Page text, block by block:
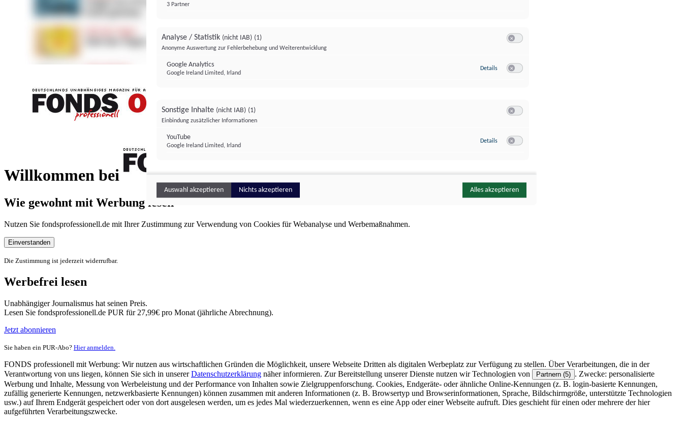
Willkommen bei
FONDS professionell
Wie gewohnt mit Werbung lesen
Nutzen Sie fondsprofessionell.de mit Ihrer Zustimmung zur Verwendung von Cookies für Webanalyse und Werbemaßnahmen.
Einverstanden
Die Zustimmung ist jederzeit widerrufbar.
Werbefrei lesen
Unabhängiger Journalismus hat seinen Preis.
Lesen Sie fondsprofessionell.de PUR für 27,99€ pro Monat (jährliche Abrechnung).
Jetzt abonnieren
Sie haben ein PUR-Abo? Hier anmelden.
FONDS professionell mit Werbung: Wir nutzen aus wirtschaftlichen Gründen die Möglichkeit, unsere Webseite Dritten als digitalen Werbeplatz zur Verfügung zu stellen. Über Verarbeitungen, die in der
Verantwortung von uns liegen, können Sie sich in unsererDatenschutzerklärung näher informieren. Zur Bereitstellung unserer Dienste nutzen wir Technologien von Partnern (5) . Zwecke: personalisierte
Werbung und Inhalte, Messung von Werbeleistung und der Performance von Inhalten sowie Zielgruppenforschung. Cookies, Endgeräte- oder ähnliche Online-Kennungen (z. B. login-basierte Kennungen,
zufällig generierte Kennungen, netzwerkbasierte Kennungen) können zusammen mit anderen Informationen (z. B. Browsertyp und Browserinformationen, Sprache, Bildschirmgröße, unterstützte Technologien
usw.) auf Ihrem Endgerät gespeichert oder von dort ausgelesen werden, um es jedes Mal wiederzuerkennen, wenn es eine App oder einer Webseite aufruft. Dies geschieht für einen oder mehrere der hier
aufgeführten Verarbeitungszwecke.
3 Partner
Analyse / Statistik (nicht IAB) (1)
Anonyme Auswertung zur Fehlerbehebung und Weiterentwicklung
Google Analytics
Google Ireland Limited, Irland
Details zu Google Analytics
Sonstige Inhalte (nicht IAB) (1)
Einbindung zusätzlicher Informationen
YouTube
Google Ireland Limited, Irland
Details zu YouTube
Auswahl akzeptieren Nichts akzeptieren Alles akzeptieren